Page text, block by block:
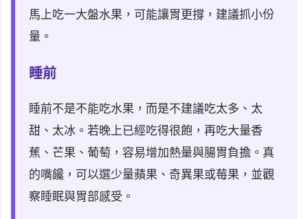
馬上吃一大盤水果，可能讓胃更撐，建議抓小份
量。
睡前
睡前不是不能吃水果，而是不建議吃太多、太
甜、太冰。若晚上已經吃得很飽，再吃大量香
蕉、芒果、葡萄，容易增加熱量與腸胃負擔。真
的嘴饞，可以選少量蘋果、奇異果或莓果，並觀
察睡眠與胃部感受。